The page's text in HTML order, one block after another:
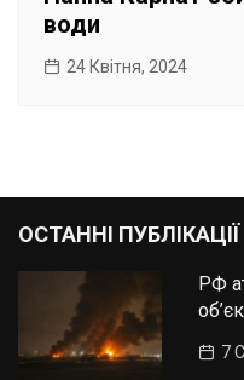
води
24 Квітня, 2024
ОСТАННІ ПУБЛІКАЦІЇ
РФ
7